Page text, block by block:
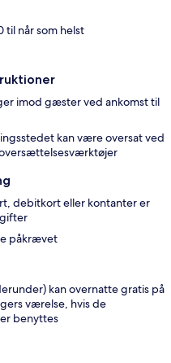
til når som helst
imod gæster ved ankomst til
kan være oversat ved
debitkort eller kontanter er
påkrævet
kan overnatte gratis på
værelse, hvis de
benyttes